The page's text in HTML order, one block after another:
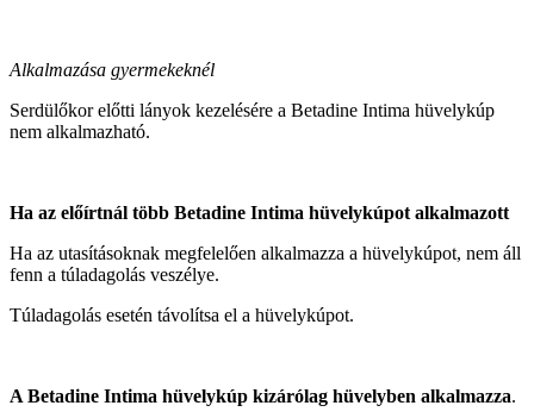
Alkalmazása gyermekeknél
Serdülőkor előtti lányok kezelésére a Betadine Intima hüvelykúp
nem alkalmazható.
Ha az előírtnál több Betadine Intima hüvelykúpot alkalmazott
Ha az utasításoknak megfelelően alkalmazza a hüvelykúpot, nem áll
fenn a túladagolás veszélye.
Túladagolás esetén távolítsa el a hüvelykúpot.
A Betadine Intima hüvelykúp kizárólag hüvelyben alkalmazza.